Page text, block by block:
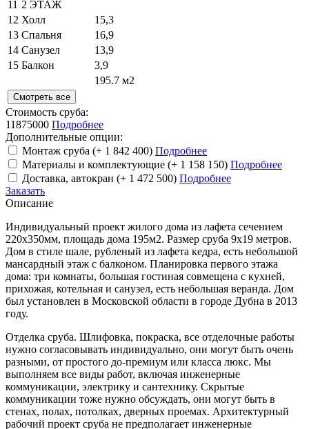
11 2 ЭТАЖ
12 Холл
15,3
13 Спальня
16,9
14 Санузел
13,9
15 Балкон
3,9
195.7 м2
Смотреть все
Стоимость сруба:
11875000 Подробнее
Дополнительные опции:
Монтаж сруба (+ 1 842 400) Подробнее
Материалы и комплектующие (+ 1 158 150) Подробнее
Доставка, автокран (+ 1 472 500) Подробнее
Заказать
Описание
Индивидуальный проект жилого дома из лафета сечением
220х350мм, площадь дома 195м2. Размер сруба 9х19 метров.
Дом в стиле шале, рубленый из лафета кедра, есть небольшой
мансардный этаж с балконом. Планировка первого этажа
дома: три комнаты, большая гостиная совмещена с кухней,
прихожая, котельная и санузел, есть небольшая веранда. Дом
был установлен в Московской области в городе Дубна в 2013
году.
Отделка сруба. Шлифовка, покраска, все отделочные работы
нужно согласовывать индивидуально, они могут быть очень
разными, от простого до-премиум или класса люкс. Мы
выполняем все виды работ, включая инженерные
коммуникации, электрику и сантехнику. Скрытые
коммуникации тоже нужно обсуждать, они могут быть в
стенах, полах, потолках, дверных проемах. Архитектурный
рабочий проект сруба не предполагает инженерные